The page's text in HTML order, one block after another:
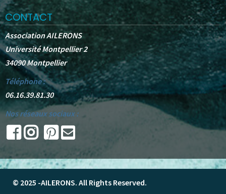
CONTACT
Association AILERONS
Université Montpellier 2
34090 Montpellier
Téléphone :
06.16.39.81.30
Nos réseaux sociaux :
© 2025 -AILERONS. All Rights Reserved.